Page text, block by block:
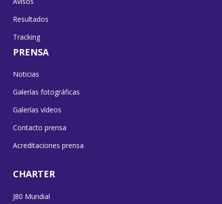
Resultados
Tracking
PRENSA
Noticias
Galerías fotográficas
Galerías vídeos
Contacto prensa
Acreditaciones prensa
CHARTER
J80 Mundial